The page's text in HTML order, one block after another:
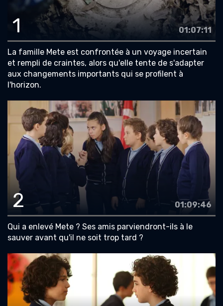
1 01:07:11
La famille Mete est confrontée à un voyage incertain
et rempli de craintes, alors qu'elle tente de s'adapter
aux changements importants qui se profilent à
l'horizon.
2 01:09:46
Qui a enlevé Mete ? Ses amis parviendront-ils à le
sauver avant qu'il ne soit trop tard ?